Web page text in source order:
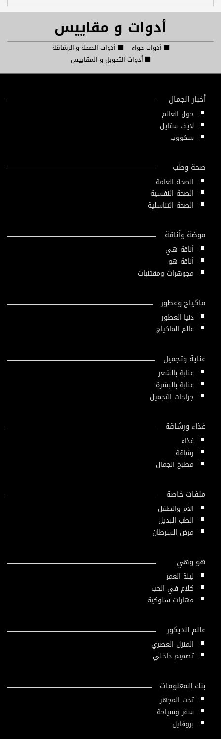
أدوات و مقاييس
أدوات حواء
أدوات الصحة و الرشاقة
أدوات التحويل و المقاييس
أخبار الجمال
حول العالم
لايف ستايل
سكووب
صحة وطب
الصحة العامة
الصحة النفسية
الصحة التناسلية
موضة وأناقة
أناقة هي
أناقة هو
مجوهرات ومقتنيات
ماكياج وعطور
دنيا العطور
عالم الماكياج
عناية وتجميل
عناية بالشعر
عناية بالبشرة
جراحات التجميل
غذاء ورشاقة
غذاء
رشاقة
مطبخ الجمال
ملفات خاصة
الأم والطفل
الطب البديل
مرض السرطان
هو وهي
ليلة العمر
كلام في الحب
مهارات سلوكية
عالم الديكور
المنزل العصري
تصميم داخلي
بنك المعلومات
تحت المجهر
سفر وسياحة
بروفايل